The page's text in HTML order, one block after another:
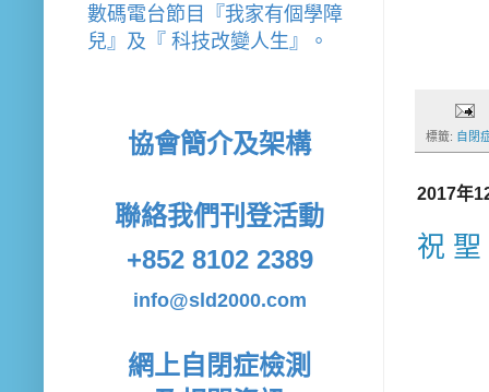
標籤: 自閉
2017年
祝 聖
數碼電台節目『我家有個學障
兒』及『 科技改變人生』。
協會簡介及架構
聯絡我們刊登活動
+852 8102 2389
info@sld2000.com
網上自閉症檢測